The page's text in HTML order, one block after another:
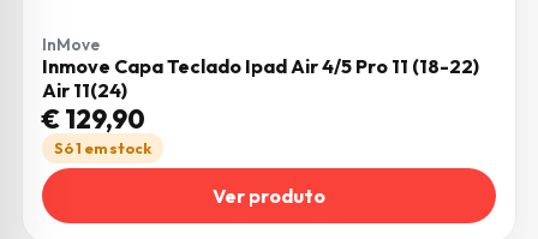
InMove
Inmove Capa Teclado Ipad Air 4/5 Pro 11 (18-22)
Air 11(24)
€129,90
Só 1 em stock
Ver produto